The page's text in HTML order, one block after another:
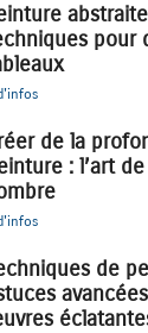
pour
de la
: l’art
de